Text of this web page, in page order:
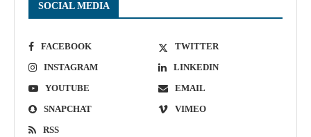
SOCIAL MEDIA
FACEBOOK
TWITTER
INSTAGRAM
LINKEDIN
YOUTUBE
EMAIL
SNAPCHAT
VIMEO
RSS